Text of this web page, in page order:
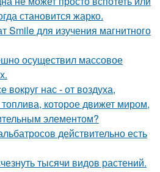
становится жарко.
Smile для изучения магнитного
осуществил массовое
вокруг нас - от воздуха,
которое движет миром,
элементом?
действительно есть
тысячи видов растений.